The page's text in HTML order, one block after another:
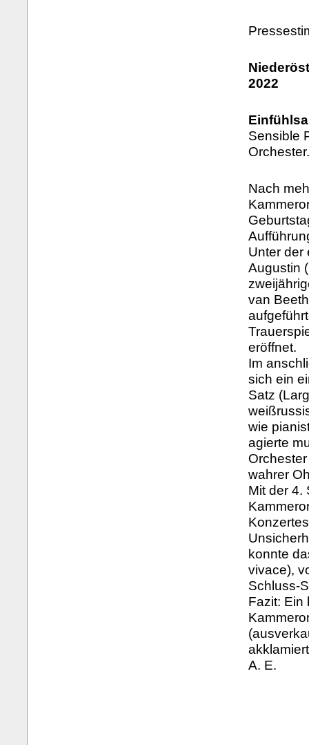
2022
Sensible
Orchester.
Nach
Unter der
Augustin
van
eröffnet.
Im
sich ein
Satz
wie
agierte
wahrer
Mit der 4.
konnte
vivace),
Schluss-
Fazit: Ein
A. E.